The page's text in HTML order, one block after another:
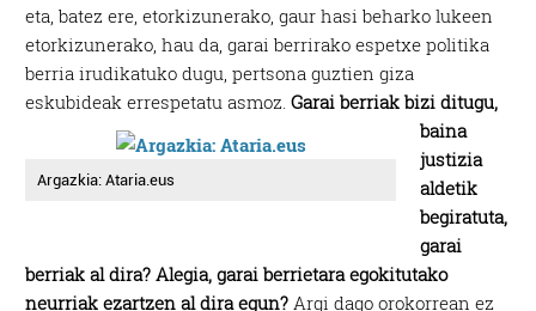
eta, batez ere, etorkizunerako, gaur hasi beharko lukeen
etorkizunerako, hau da, garai berrirako espetxe politika
berria irudikatuko dugu, pertsona guztien giza
eskubideak errespetatu asmoz.
Argazkia: Ataria.eus
Garai berriak bizi ditugu,
baina
justizia
aldetik
begiratuta,
garai
berriak al dira? Alegia, garai berrietara egokitutako
neurriak ezartzen al dira egun? Argi dago orokorrean ez